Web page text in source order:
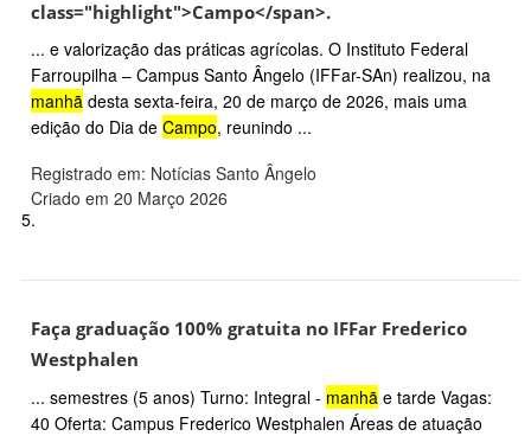
class="highlight">Campo</span>.
... e valorização das práticas agrícolas. O Instituto Federal
Farroupilha – Campus Santo Ângelo (IFFar-SAn) realizou, na
manhã desta sexta-feira, 20 de março de 2026, mais uma
edição do Dia de Campo, reunindo ...
Registrado em: Notícias Santo Ângelo
Criado em 20 Março 2026
5.
Faça graduação 100% gratuita no IFFar Frederico
Westphalen
... semestres (5 anos) Turno: Integral - manhã e tarde Vagas:
40 Oferta: Campus Frederico Westphalen Áreas de atuação